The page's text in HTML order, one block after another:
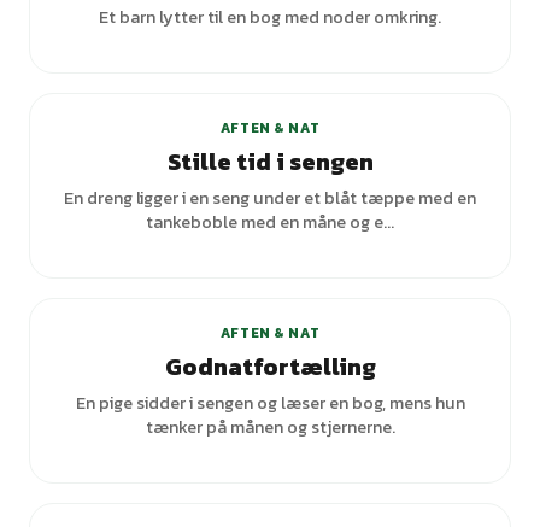
Et barn lytter til en bog med noder omkring.
AFTEN & NAT
Stille tid i sengen
En dreng ligger i en seng under et blåt tæppe med en
tankeboble med en måne og e...
AFTEN & NAT
Godnatfortælling
En pige sidder i sengen og læser en bog, mens hun
tænker på månen og stjernerne.